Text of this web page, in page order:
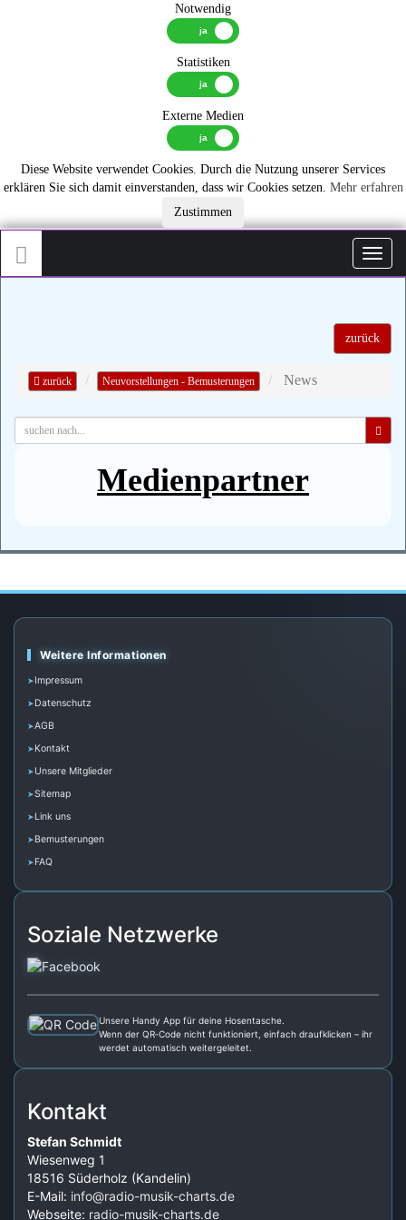
Notwendig
Statistiken
Externe Medien
Diese Website verwendet Cookies. Durch die Nutzung unserer Services
erklären Sie sich damit einverstanden, dass wir Cookies setzen. Mehr erfahren
Zustimmen
zurück
zurück Neuvorstellungen - Bemusterungen News
Medienpartner
Weitere Informationen
Impressum
Datenschutz
AGB
Kontakt
Unsere Mitglieder
Sitemap
Link uns
Bemusterungen
FAQ
Soziale Netzwerke
Unsere Handy App für deine Hosentasche.
Wenn der QR‑Code nicht funktioniert, einfach draufklicken – ihr
werdet automatisch weitergeleitet.
Kontakt
Stefan Schmidt
Wiesenweg 1
18516 Süderholz (Kandelin)
E-Mail: info@radio-musik-charts.de
Webseite: radio-musik-charts.de